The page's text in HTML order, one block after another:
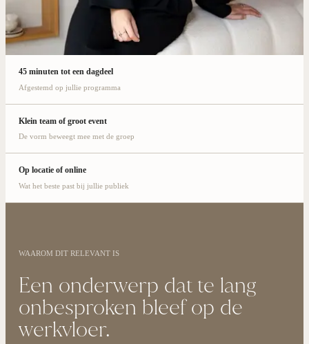
45 minuten tot een dagdeel
Afgestemd op jullie programma
Klein team of groot event
De vorm beweegt mee met de groep
Op locatie of online
Wat het beste past bij jullie publiek
WAAROM DIT RELEVANT IS
Een onderwerp dat te lang
onbesproken bleef op de
werkvloer.